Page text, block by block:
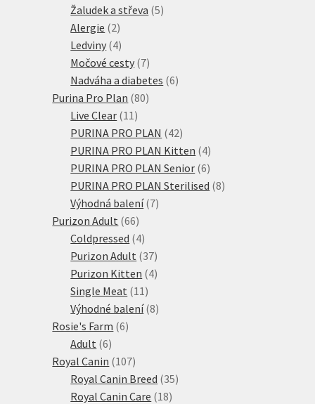
produktů
Žaludek a střeva 55
Alergie 22
produkty
Ledviny 44
produkty
Močové cesty 77
produktů
Nadváha a diabetes 66
Purina Pro Plan 8080
Live Clear 11 11
produktů
PURINA PRO PLAN 4242
produktů
PURINA PRO PLAN Kitten 44
produkty
PURINA PRO PLAN Senior 66
produktů
PURINA PRO PLAN Sterilised 88
Výhodná balení 77
Purizon Adult 6666
produktů
Coldpressed 44
produkty
Purizon Adult 3737
produktů
Purizon Kitten 44
Single Meat 11 11
produktů
Výhodné balení 88
Rosie's Farm 66
Adult 66
produktů
Royal Canin 107107
produktů
Royal Canin Breed 3535
Royal Canin Care 1818